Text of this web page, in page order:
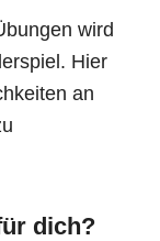
wird
Hier
an
dich?